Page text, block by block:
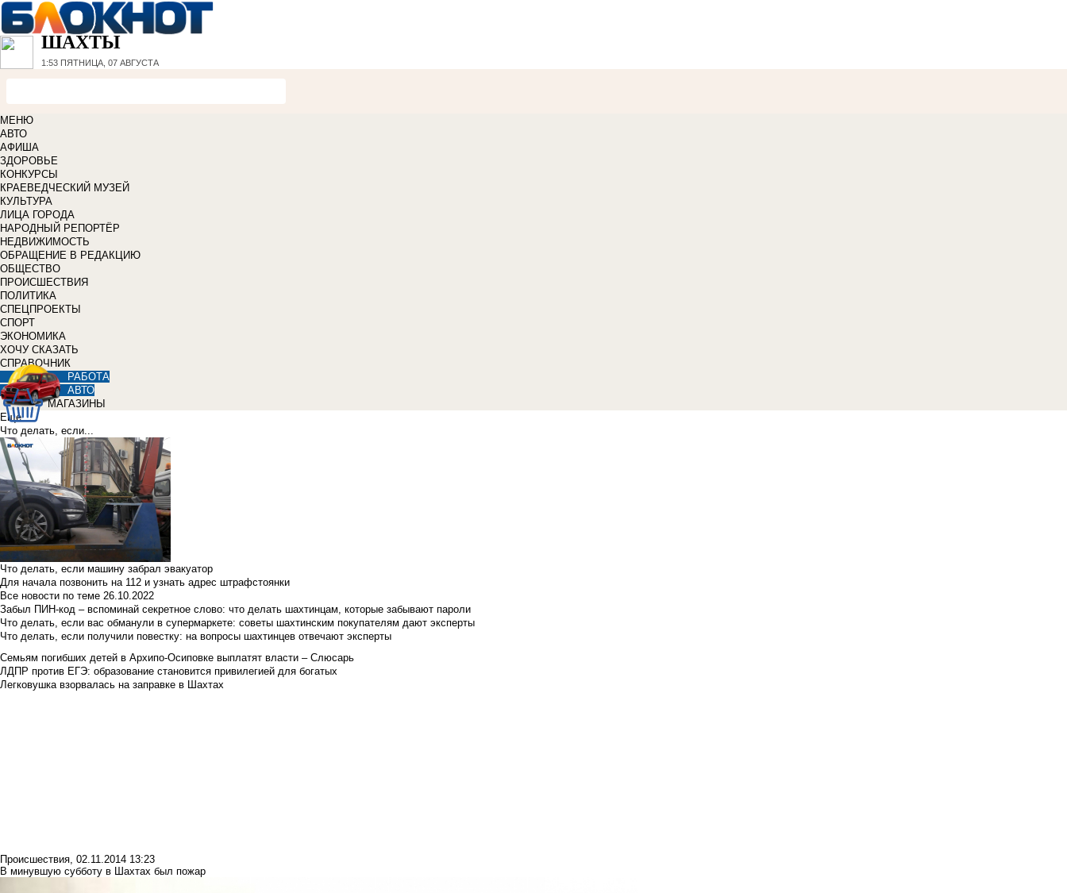
ШАХТЫ
1:53 ПЯТНИЦА, 07 АВГУСТА
МЕНЮ
АВТО
АФИША
ЗДОРОВЬЕ
КОНКУРСЫ
КРАЕВЕДЧЕСКИЙ МУЗЕЙ
КУЛЬТУРА
ЛИЦА ГОРОДА
НАРОДНЫЙ РЕПОРТЁР
НЕДВИЖИМОСТЬ
ОБРАЩЕНИЕ В РЕДАКЦИЮ
ОБЩЕСТВО
ПРОИСШЕСТВИЯ
ПОЛИТИКА
СПЕЦПРОЕКТЫ
СПОРТ
ЭКОНОМИКА
ХОЧУ СКАЗАТЬ
СПРАВОЧНИК
РАБОТА
АВТО
МАГАЗИНЫ
Еще
Что делать, если...
Что делать, если машину забрал эвакуатор
Для начала позвонить на 112 и узнать адрес штрафстоянки
Все новости по теме 26.10.2022
Забыл ПИН-код – вспоминай секретное слово: что делать шахтинцам, которые забывают пароли
Что делать, если вас обманули в супермаркете: советы шахтинским покупателям дают эксперты
Что делать, если получили повестку: на вопросы шахтинцев отвечают эксперты
Семьям погибших детей в Архипо-Осиповке выплатят власти – Слюсарь
ЛДПР против ЕГЭ: образование становится привилегией для богатых
Легковушка взорвалась на заправке в Шахтах
Происшествия, 02.11.2014 13:23
В минувшую субботу в Шахтах был пожар